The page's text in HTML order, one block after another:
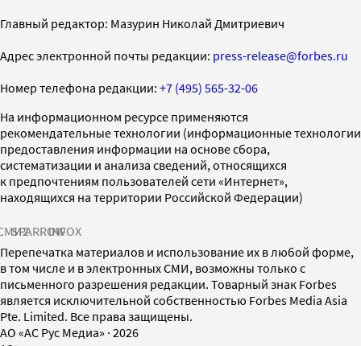
Главный редактор: Мазурин Николай Дмитриевич
Адрес электронной почты редакции: press-release@forbes.ru
Номер телефона редакции: +7 (495) 565-32-06
На информационном ресурсе применяются
рекомендательные технологии (информационные технологии
предоставления информации на основе сбора,
систематизации и анализа сведений, относящихся
к предпочтениям пользователей сети «Интернет»,
находящихся на территории Российской Федерации)
SPARROWINFOX
Перепечатка материалов и использование их в любой форме,
в том числе и в электронных СМИ, возможны только с
письменного разрешения редакции. Товарный знак Forbes
является исключительной собственностью Forbes Media Asia
Pte. Limited. Все права защищены.
AO «АС Рус Медиа» · 2026